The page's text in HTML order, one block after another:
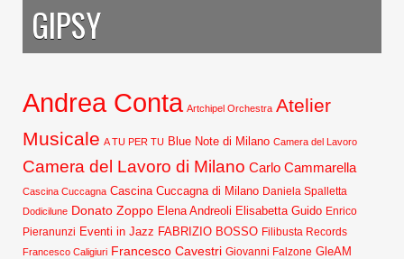
GIPSY
Andrea Conta Artchipel Orchestra Atelier
Musicale A TU PER TU Blue Note di Milano Camera del Lavoro
Camera del Lavoro di Milano Carlo Cammarella
Cascina Cuccagna Cascina Cuccagna di Milano Daniela Spalletta
Dodicilune Donato Zoppo Elena Andreoli Elisabetta Guido Enrico
Pieranunzi Eventi in Jazz FABRIZIO BOSSO Filibusta Records
Francesco Caligiuri Francesco Cavestri Giovanni Falzone GleAM